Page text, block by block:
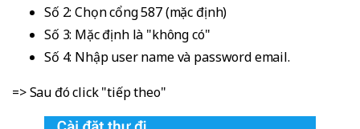
Số 2: Chọn cổng 587 (mặc định)
Số 3: Mặc định là "không có"
Số 4: Nhập user name và password email.
=> Sau đó click "tiếp theo"